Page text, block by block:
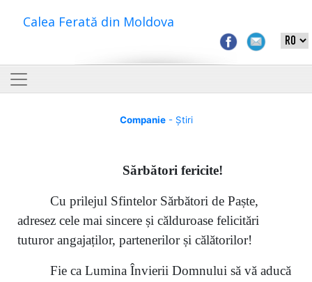
Calea Ferată din Moldova
Companie- Știri
Sărbători fericite!
Cu prilejul Sfintelor Sărbători de Paște,
adresez cele mai sincere și călduroase felicitări
tuturor angajaților, partenerilor și călătorilor!
Fie ca Lumina Învierii Domnului să vă aducă